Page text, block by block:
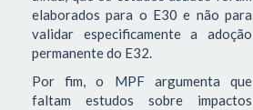
elaborados para o E30 e não para
validar especificamente a adoção
permanente do E32.
Por fim, o MPF argumenta que
faltam estudos sobre impactos